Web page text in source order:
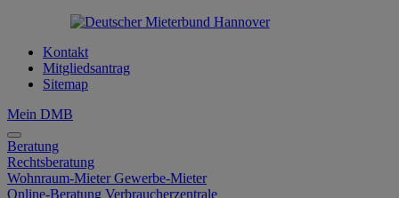
Kontakt
Mitgliedsantrag
Sitemap
Mein DMB
Beratung
Rechtsberatung
Wohnraum-MieterGewerbe-Mieter
Online-Beratung Verbraucherzentrale